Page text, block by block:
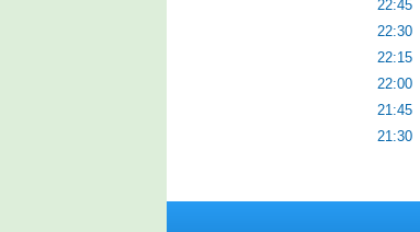
22:45
22:30
22:15
22:00
21:45
21:30